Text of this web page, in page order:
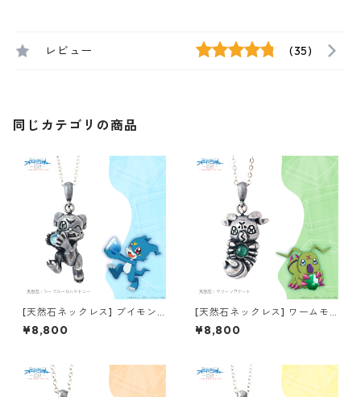
レビュー (35)
同じカテゴリの商品
[天然石ネックレス] ブイモン
デジモンアドベンチャー02 T
HE BEGINNING
¥8,800
[天然石ネックレス] ワームモ
ン デジモンアドベンチャー02
THE BEGINNING
¥8,800